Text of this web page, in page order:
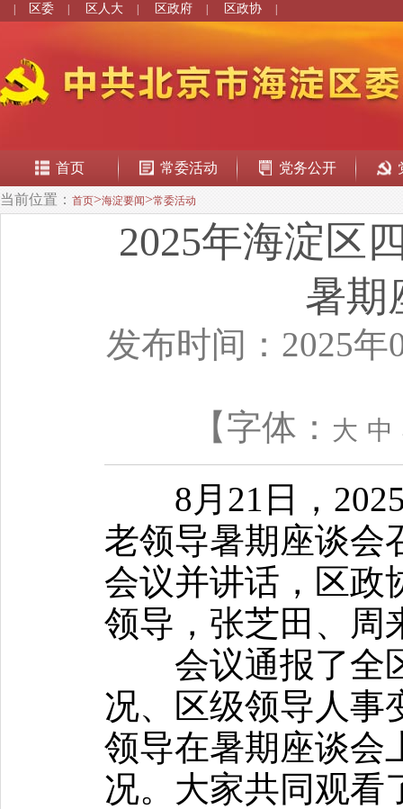
区委 区人大 区政府 区政协
首页 常委活动 党务公开
当前位置： 首页>海淀要闻>常委活动
2025年海淀区
暑期
发布时间：2025年
【字体： 大 中
8月21日，2025
老领导暑期座谈会
会议并讲话，区政
领导，张芝田、周
会议通报了全
况、区级领导人事
领导在暑期座谈会
况。大家共同观看